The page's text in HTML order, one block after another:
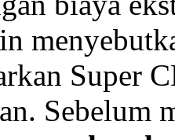
Super
Sebelum